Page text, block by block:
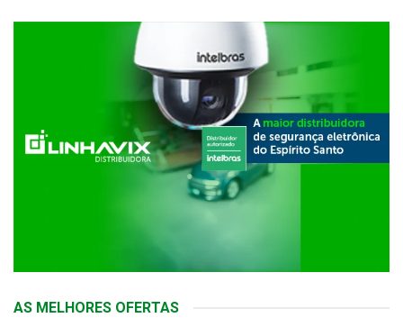
AS MELHORES OFERTAS